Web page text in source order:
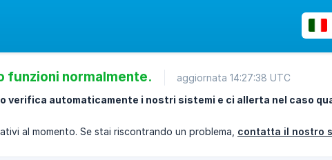
funzioni normalmente.
aggiornata 14:27:38 UTC
verifica automaticamente i nostri sistemi e ci allerta nel caso
al momento. Se stai riscontrando un problema, contatta il nostro